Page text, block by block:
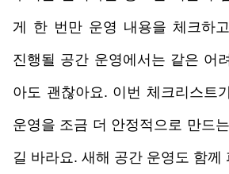
게 한 번만 운영 내용을 체크하
진행될 공간 운영에서는 같은 어
아도 괜찮아요. 이번 체크리스트
운영을 조금 더 안정적으로 만드
길 바라요. 새해 공간 운영도 함께